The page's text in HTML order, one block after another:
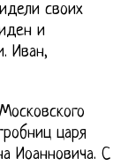
своих
и
Иван,
царя
Иоанновича. С